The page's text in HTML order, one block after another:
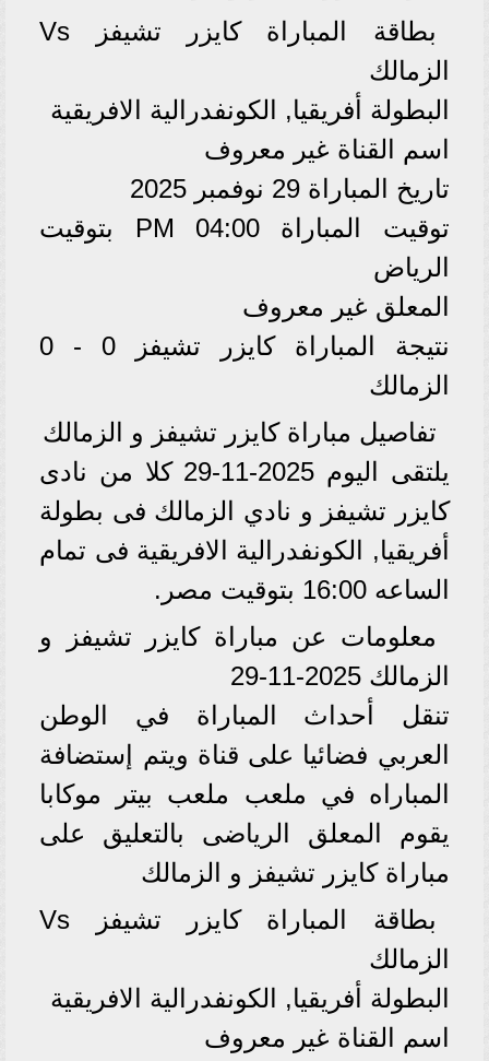
بطاقة المباراة كايزر تشيفز Vs
الزمالك
البطولة أفريقيا, الكونفدرالية الافريقية
اسم القناة غير معروف
تاريخ المباراة 29 نوفمبر 2025
توقيت المباراة 04:00 PM بتوقيت
الرياض
المعلق غير معروف
نتيجة المباراة كايزر تشيفز 0 - 0
الزمالك
تفاصيل مباراة كايزر تشيفز و الزمالك
يلتقى اليوم 2025-11-29 كلا من نادى
كايزر تشيفز و نادي الزمالك فى بطولة
أفريقيا, الكونفدرالية الافريقية فى تمام
الساعه 16:00 بتوقيت مصر.
معلومات عن مباراة كايزر تشيفز و
الزمالك 2025-11-29
تنقل أحداث المباراة في الوطن
العربي فضائيا على قناة ويتم إستضافة
المباراه في ملعب ملعب بيتر موكابا
يقوم المعلق الرياضى بالتعليق على
مباراة كايزر تشيفز و الزمالك
بطاقة المباراة كايزر تشيفز Vs
الزمالك
البطولة أفريقيا, الكونفدرالية الافريقية
اسم القناة غير معروف